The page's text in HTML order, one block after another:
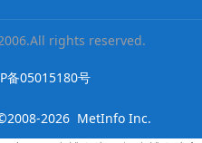
rights reserved.
05015180号
2026 MetInfo Inc.